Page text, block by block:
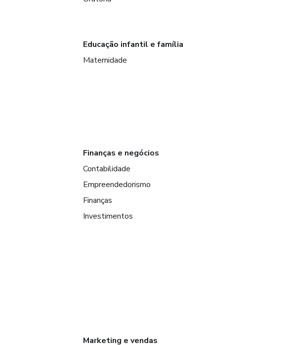
Educação infantil e família
Maternidade
Finanças e negócios
Contabilidade
Empreendedorismo
Finanças
Investimentos
Marketing e vendas